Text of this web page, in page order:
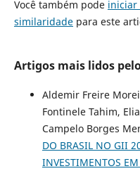
Você também pode iniciar
similaridadepara este
Artigos mais lidos
Aldemir Freire
Fontinele Tahim,
Campelo Borges
DO BRASIL NO GII
INVESTIMENTOS